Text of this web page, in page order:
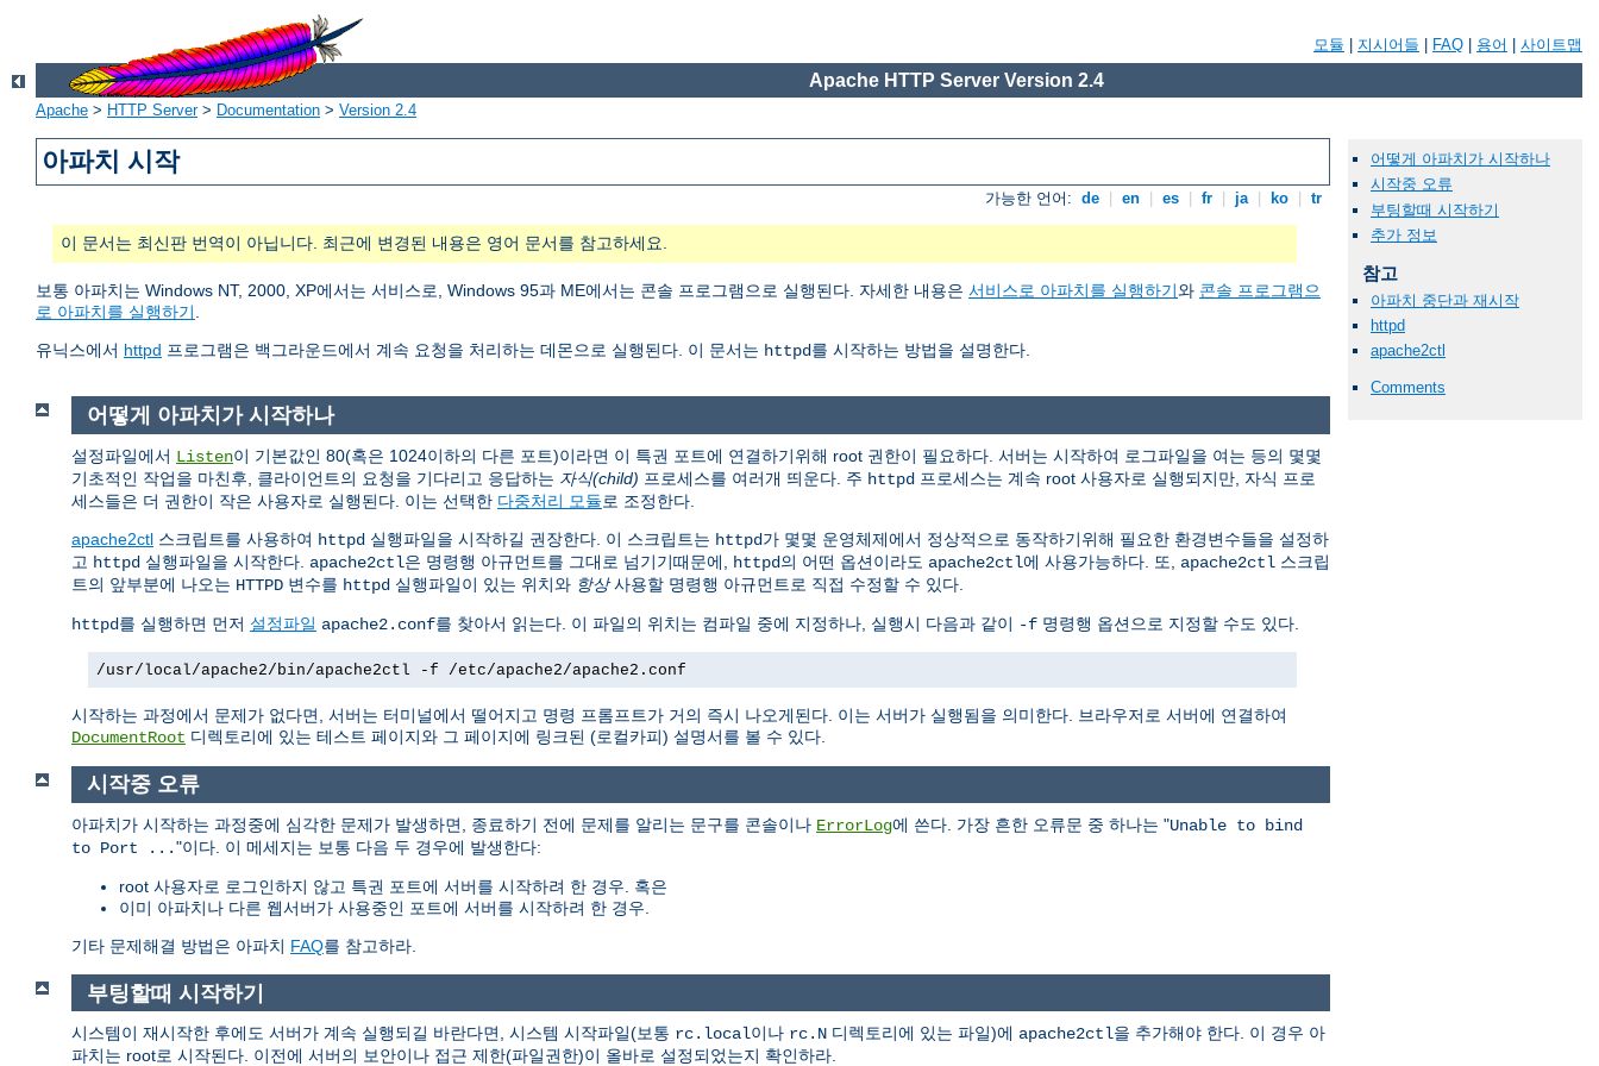
모듈 지시어들 FAQ 용어 사이트맵
Apache HTTP Server Version 2.4
Apache > HTTP Server> Documentation > Version 2.4
아파치 시작
가능한 언어: de en es fr ja ko tr
이 문서는 최신판 번역이 아닙니다. 최근에 변경된 내용은 영어 문서를 참고하세요.
보통 아파치는 Windows NT, 2000, XP에서는 서비스로, Windows 95과 ME에서는 콘솔 프로그램으로 실행된다. 자세한 내용은 서비스로 아파치를 실행하기와 콘솔 프로그램으
로 아파치를 실행하기.
유닉스에서 httpd 프로그램은 백그라운드에서 계속 요청을 처리하는 데몬으로 실행된다. 이 문서는 httpd를 시작하는 방법을 설명한다.
어떻게 아파치가 시작하나
시작중 오류
부팅할때 시작하기
추가 정보
참고
아파치 중단과 재시작
httpd
apache2ctl
Comments
어떻게 아파치가 시작하나
설정파일에서 Listen이 기본값인 80(혹은 1024이하의 다른 포트)이라면 이 특권 포트에 연결하기위해 root 권한이 필요하다. 서버는 시작하여 로그파일을 여는 등의 몇몇
기초적인 작업을 마친후, 클라이언트의 요청을 기다리고 응답하는 자식(child) 프로세스를 여러개 띄운다. 주 httpd 프로세스는 계속 root 사용자로 실행되지만, 자식 프로
세스들은 더 권한이 작은 사용자로 실행된다. 이는 선택한 다중처리 모듈로 조정한다.
apache2ctl 스크립트를 사용하여 httpd 실행파일을 시작하길 권장한다. 이 스크립트는 httpd가 몇몇 운영체제에서 정상적으로 동작하기위해 필요한 환경변수들을 설정하
고 httpd 실행파일을 시작한다. apache2ctl은 명령행 아규먼트를 그대로 넘기기때문에, httpd의 어떤 옵션이라도 apache2ctl에 사용가능하다. 또, apache2ctl 스크립
트의 앞부분에 나오는 HTTPD 변수를 httpd 실행파일이 있는 위치와 항상사용할 명령행 아규먼트로 직접 수정할 수 있다.
httpd를 실행하면 먼저 설정파일 apache2.conf를 찾아서 읽는다. 이 파일의 위치는 컴파일 중에 지정하나, 실행시 다음과 같이 -f 명령행 옵션으로 지정할 수도 있다.
/usr/local/apache2/bin/apache2ctl -f /etc/apache2/apache2.conf
시작하는 과정에서 문제가 없다면, 서버는 터미널에서 떨어지고 명령 프롬프트가 거의 즉시 나오게된다. 이는 서버가 실행됨을 의미한다. 브라우저로 서버에 연결하여
DocumentRoot 디렉토리에 있는 테스트 페이지와 그 페이지에 링크된 (로컬카피) 설명서를 볼 수 있다.
시작중 오류
아파치가 시작하는 과정중에 심각한 문제가 발생하면, 종료하기 전에 문제를 알리는 문구를 콘솔이나 ErrorLog에 쓴다. 가장 흔한 오류문 중 하나는 "Unable to bind
to Port ..."이다. 이 메세지는 보통 다음 두 경우에 발생한다:
root 사용자로 로그인하지 않고 특권 포트에 서버를 시작하려 한 경우. 혹은
이미 아파치나 다른 웹서버가 사용중인 포트에 서버를 시작하려 한 경우.
기타 문제해결 방법은 아파치 FAQ를 참고하라.
부팅할때 시작하기
시스템이 재시작한 후에도 서버가 계속 실행되길 바란다면, 시스템 시작파일(보통 rc.local이나 rc.N 디렉토리에 있는 파일)에 apache2ctl을 추가해야 한다. 이 경우 아
파치는 root로 시작된다. 이전에 서버의 보안이나 접근 제한(파일권한)이 올바로 설정되었는지 확인하라.